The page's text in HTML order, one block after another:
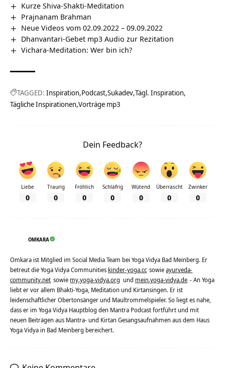
Kurze Shiva-Shakti-Meditation
Prajnanam Brahman
Neue Videos vom 02.09.2022 – 09.09.2022
Dhanvantari-Gebet mp3 Audio zur Rezitation
Vichara-Meditation: Wer bin ich?
TAGGED: Inspiration Podcast Sukadev Tägl. Inspiration
Tägliche Inspirationen Vorträge mp3
Dein Feedback?
Liebe
0
Traurig
0
Fröhlich
0
Schläfrig
0
Wütend
0
Überrascht
0
Zwinker
0
OMKARA
Omkara ist Mitglied im Social Media Team bei Yoga Vidya Bad Meinberg. Er
betreut die Yoga Vidya Communities kinder-yoga.cc sowieayurveda-
community.net sowie my.yoga-vidya.org und mein.yoga-vidya.de - An Yoga
liebt er vor allem Bhakti-Yoga, Meditation und Kirtansingen. Er ist
leidenschaftlicher Obertonsänger und Maultrommelspieler. So liegt es nahe,
dass er im Yoga Vidya Hauptblog den Mantra Podcast fortführt und mit
neuen Beiträgen aus Mantra- und Kirtan Gesangsaufnahmen aus dem Haus
Yoga Vidya in Bad Meinberg bereichert.